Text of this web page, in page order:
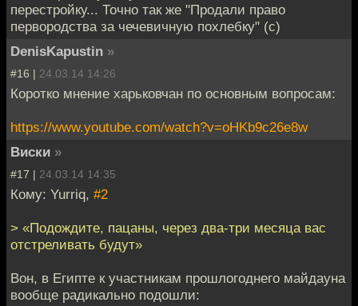
перестройку... Точно так же "Продали право
первородства за чечевичную похлебку" (с)
DenisKapustin »
#16 | 24.03.14 14:26
Коротко мнение харьковчан по основным вопросам:
https://www.youtube.com/watch?v=oHKb9c26e8w
Виски »
#17 | 24.03.14 14:35
Кому: Yurriq, #2
> «Подождите, пацаны, через два-три месяца вас
отстреливать будут»
Вон, в Египте к участникам прошлогоднего майдауна
вообще радикально подошли: